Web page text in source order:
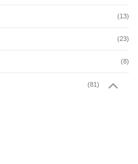
(13)
(23)
(8)
(81)